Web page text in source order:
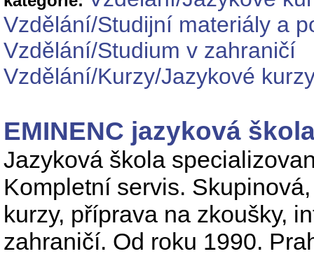
Vzdělání/Studijní materiály a
Vzdělání/Studium v zahraničí
Vzdělání/Kurzy/Jazykové
EMINENC jazyková
Jazyková škola
Kompletní servis.
kurzy, příprava na zkoušky,
zahraničí. Od roku 1990.